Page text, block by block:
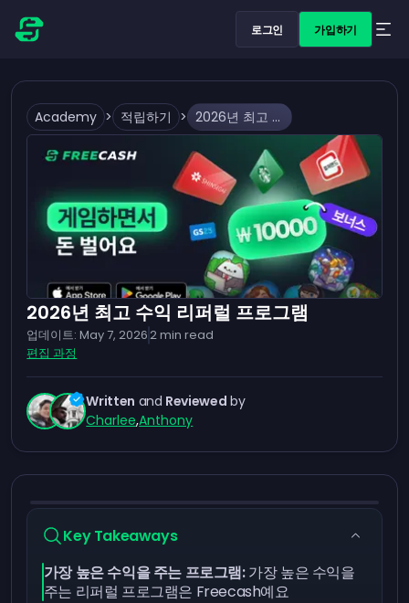
로그인 가입하기
Academy > 적립하기 > 2026년 최고 수익 리퍼럴 프로그램
2026년 최고 수익 리퍼럴 프로그램
업데이트: May 7, 20262min read
편집 과정
Written and Reviewed by
Charlee,Anthony
Key Takeaways
가장 높은 수익을 주는 프로그램:가장 높은 수익을
주는 리퍼럴 프로그램은 Freecash예요